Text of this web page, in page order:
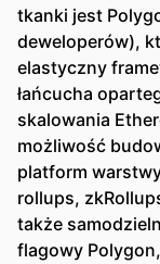
tkanki jest
deweloperów),
elastyczny
łańcucha
skalowania
możliwość
platform
rollups,
także
flagowy